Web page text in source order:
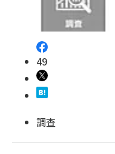
49
調査